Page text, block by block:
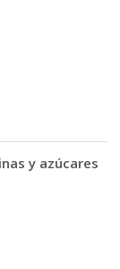
y azúcares